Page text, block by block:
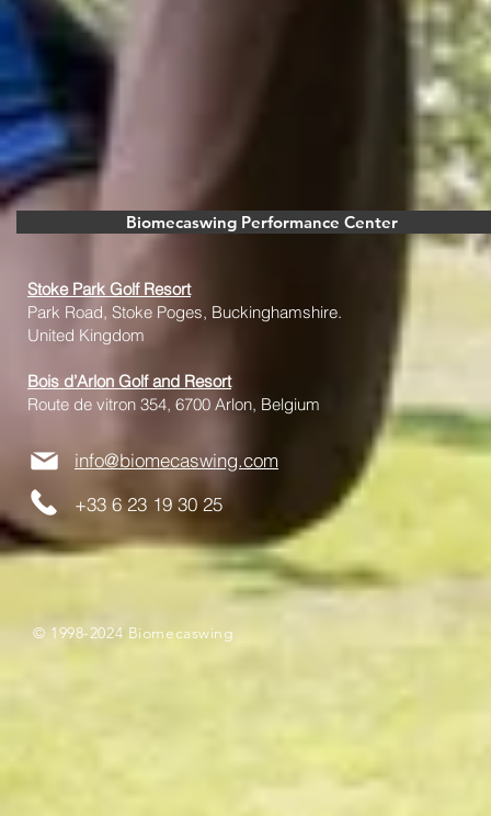
Biomecaswing Performance Center
Stoke Park Golf Resort
Park Road, Stoke Poges, Buckinghamshire.
United Kingdom
Bois d’Arlon Golf and Resort
Route de vitron 354, 6700 Arlon, Belgium
info@biomecaswing.com
+33 6 23 19 30 25
© 1998-2024 Biomecaswing